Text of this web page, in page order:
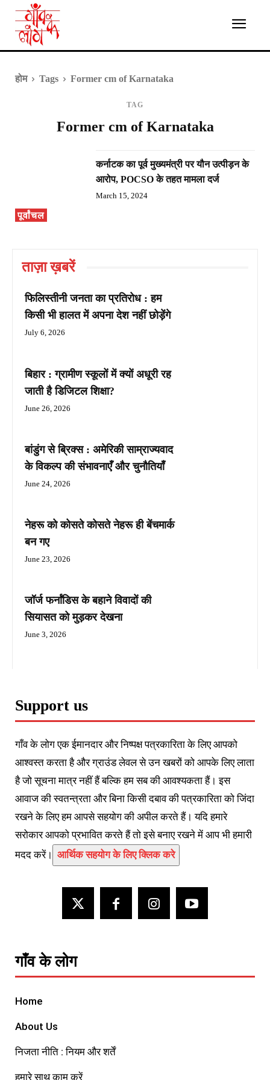
होम Tags Former cm of Karnataka
TAG
Former cm of Karnataka
पूर्वांचल
कर्नाटक का पूर्व मुख्यमंत्री पर यौन उत्पीड़न के
आरोप, POCSO के तहत मामला दर्ज
March 15, 2024
ताज़ा ख़बरें
फिलिस्तीनी जनता का प्रतिरोध : हम
किसी भी हालत में अपना देश नहीं छोड़ेंगे
July 6, 2026
बिहार : ग्रामीण स्कूलों में क्यों अधूरी रह
जाती है डिजिटल शिक्षा?
June 26, 2026
बांडुंग से ब्रिक्स : अमेरिकी साम्राज्यवाद
के विकल्प की संभावनाएँ और चुनौतियाँ
June 24, 2026
नेहरू को कोसते कोसते नेहरू ही बेंचमार्क
बन गए
June 23, 2026
जॉर्ज फर्नांडिस के बहाने विवादों की
सियासत को मुड़कर देखना
June 3, 2026
Support us
गाँव के लोग एक ईमानदार और निष्पक्ष पत्रकारिता के लिए आपको
आश्वस्त करता है और ग्राउंड लेवल से उन खबरों को आपके लिए लाता
है जो सूचना मात्र नहीं हैं बल्कि हम सब की आवश्यकता हैं। इस
आवाज की स्वतन्त्रता और बिना किसी दबाव की पत्रकारिता को जिंदा
रखने के लिए हम आपसे सहयोग की अपील करते हैं। यदि हमारे
सरोकार आपको प्रभावित करते हैं तो इसे बनाए रखने में आप भी हमारी
मदद करें। आर्थिक सहयोग के लिए क्लिक करे
गाँव के लोग
Home
About Us
निजता नीति : नियम और शर्तें
हमारे साथ काम करें